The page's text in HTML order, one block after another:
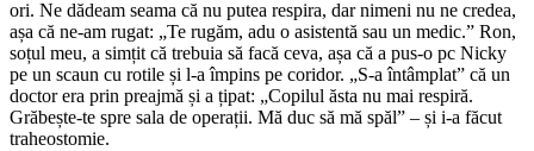
ori. Ne dădeam seama că nu putea respira, dar nimeni nu ne credea,
așa că ne-am rugat: „Te rugăm, adu o asistentă sau un medic.” Ron,
soțul meu, a simțit că trebuia să facă ceva, așa că a pus-o pc Nicky
pe un scaun cu rotile și l-a împins pe coridor. „S-a întâmplat” că un
doctor era prin preajmă și a țipat: „Copilul ăsta nu mai respiră.
Grăbește-te spre sala de operații. Mă duc să mă spăl” – și i-a făcut
traheostomie.